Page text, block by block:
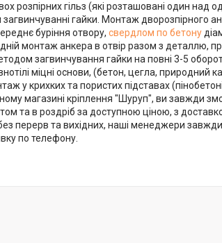
розпірних гільз (які розташовані один над
гайки. Монтаж дворозпірного
буріння отвору, свердлом по бетону
монтаж анкера в отвір разом з деталлю,
загвинчування гайки на повні 3-5
міцні основи, (бетон, цегла, природний
у крихких та пористих підставах
магазині кріплення "Шуруп", ви завжди
та в роздріб за доступною ціною, з
перерв та вихідних, наші менеджери завжди
по телефону.